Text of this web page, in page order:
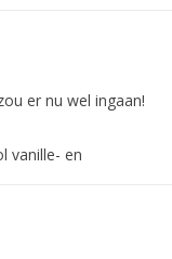
er nu wel ingaan!
vanille- en